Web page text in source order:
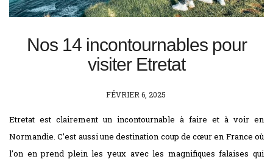
Nos 14 incontournables pour
visiter Etretat
POSTED
FÉVRIER 6, 2025
Etretat est clairement un incontournable à faire et à voir en
Normandie. C’est aussi une destination coup de cœur en France où
l’on en prend plein les yeux avec les magnifiques falaises qui